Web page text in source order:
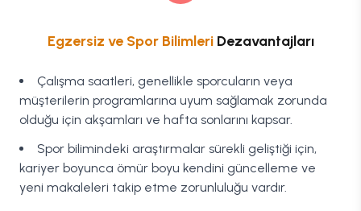
Egzersiz ve Spor BilimleriDezavantajları
Çalışma saatleri, genellikle sporcuların veya
müşterilerin programlarına uyum sağlamak zorunda
olduğu için akşamları ve hafta sonlarını kapsar.
Spor bilimindeki araştırmalar sürekli geliştiği için,
kariyer boyunca ömür boyu kendini güncelleme ve
yeni makaleleri takip etme zorunluluğu vardır.